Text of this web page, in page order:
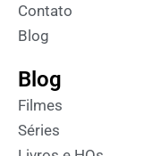
Contato
Blog
Blog
Filmes
Séries